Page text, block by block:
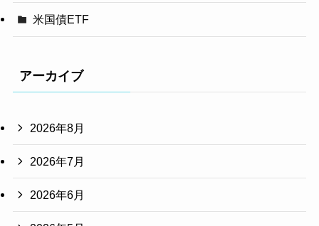
米国債ETF
アーカイブ
2026年8月
2026年7月
2026年6月